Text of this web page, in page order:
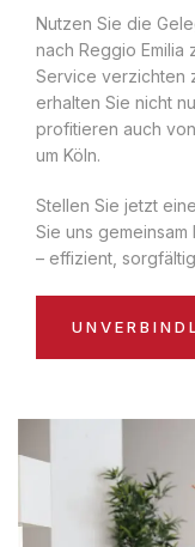
Nutzen Sie die
nach Reggio Emilia
Service verzichten
erhalten Sie nicht
profitieren auch
um Köln.
Stellen Sie jetzt eine
Sie uns gemeinsam
– effizient,